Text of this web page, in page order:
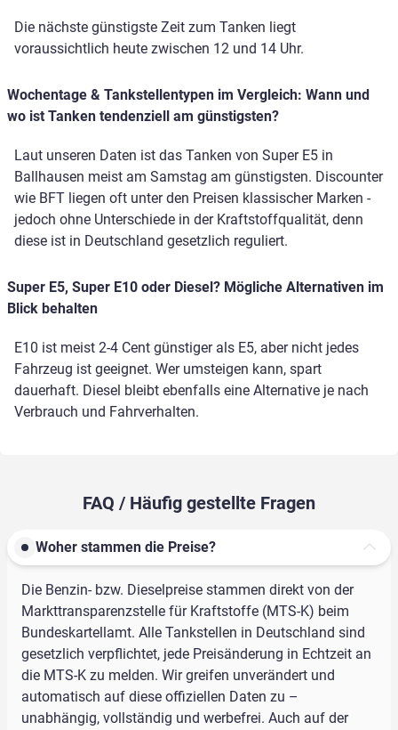
Die nächste günstigste Zeit zum Tanken liegt
voraussichtlich heute zwischen 12 und 14 Uhr.
Wochentage & Tankstellentypen im Vergleich: Wann und
wo ist Tanken tendenziell am günstigsten?
Laut unseren Daten ist das Tanken von Super E5 in
Ballhausen meist am Samstag am günstigsten. Discounter
wie BFT liegen oft unter den Preisen klassischer Marken -
jedoch ohne Unterschiede in der Kraftstoffqualität, denn
diese ist in Deutschland gesetzlich reguliert.
Super E5, Super E10 oder Diesel? Mögliche Alternativen im
Blick behalten
E10 ist meist 2-4 Cent günstiger als E5, aber nicht jedes
Fahrzeug ist geeignet. Wer umsteigen kann, spart
dauerhaft. Diesel bleibt ebenfalls eine Alternative je nach
Verbrauch und Fahrverhalten.
FAQ / Häufig gestellte Fragen
Woher stammen die Preise?
Die Benzin- bzw. Dieselpreise stammen direkt von der
Markttransparenzstelle für Kraftstoffe (MTS-K) beim
Bundeskartellamt. Alle Tankstellen in Deutschland sind
gesetzlich verpflichtet, jede Preisänderung in Echtzeit an
die MTS-K zu melden. Wir greifen unverändert und
automatisch auf diese offiziellen Daten zu –
unabhängig, vollständig und werbefrei. Auch auf der